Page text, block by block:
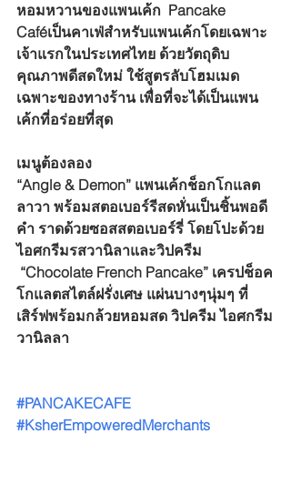
หอมหวานของแพนเค้ก  Pancake
Caféเป็นคาเฟ่สำหรับแพนเค้กโดยเฉพาะ
เจ้าแรกในประเทศไทย ด้วยวัตถุดิบ
คุณภาพดีสดใหม่ ใช้สูตรลับโฮมเมด
เฉพาะของทางร้าน เพื่อที่จะได้เป็นแพน
เค้กที่อร่อยที่สุด
เมนูต้องลอง
“Angle & Demon” แพนเค้กช็อกโกแลต
ลาวา พร้อมสตอเบอร์รีสดหั่นเป็นชิ้นพอดี
คำ ราดด้วยซอสสตอเบอร์รี่ โดยโปะด้วย
ไอศกรีมรสวานิลาและวิปครีม
โกแลตสไตล์ฝรั่งเศษ แผ่นบางๆนุ่มๆ ที่
เสิร์ฟพร้อมกล้วยหอมสด วิปครีม ไอศกรีม
วานิลลา
#PANCAKECAFE
#KsherEmpoweredMerchants